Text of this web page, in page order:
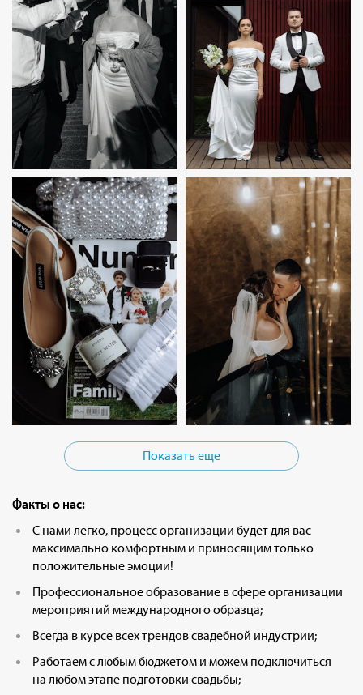
Показать еще
Факты о нас:
С нами легко, процесс организации будет для вас
максимально комфортным и приносящим только
положительные эмоции!
Профессиональное образование в сфере организации
мероприятий международного образца;
Всегда в курсе всех трендов свадебной индустрии;
Работаем с любым бюджетом и можем подключиться
на любом этапе подготовки свадьбы;